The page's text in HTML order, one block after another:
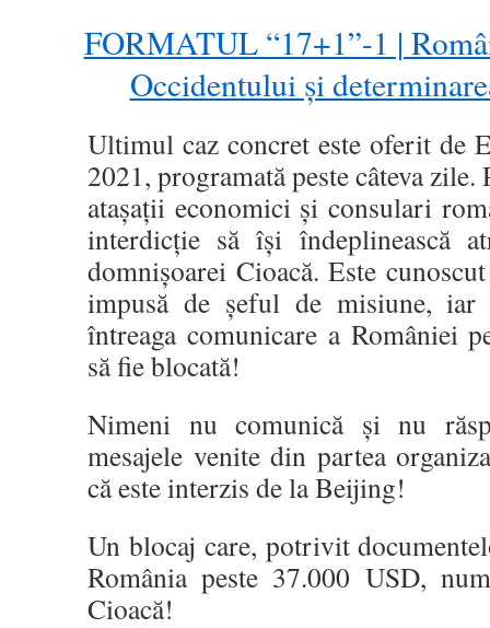
FORMATUL “17+1”-1 |
Occidentului și
Ultimul caz concret este oferit de
2021, programată peste câteva zile.
atașații economici și consulari
interdicție să își îndeplinească
domnișoarei Cioacă. Este
impusă de șeful de misiune, iar
întreaga comunicare a României
să fie blocată!
Nimeni nu comunică și nu
mesajele venite din partea
că este interzis de la Beijing!
Un blocaj care, potrivit
România peste 37.000 USD,
Cioacă!